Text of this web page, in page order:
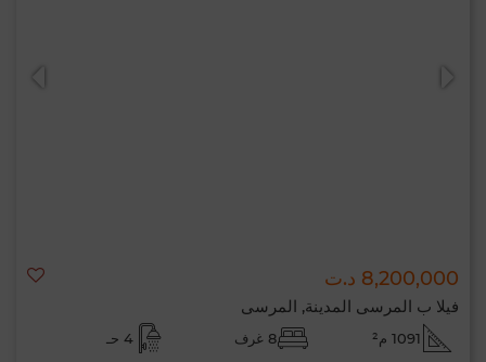
8,200,000 د.ت
فيلا ب المرسى المدينة, المرسى
1091 م² 8 غرف 4 حـ